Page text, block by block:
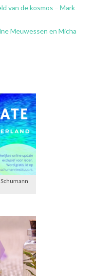
van de kosmos – Mark
Meuwessen en Micha